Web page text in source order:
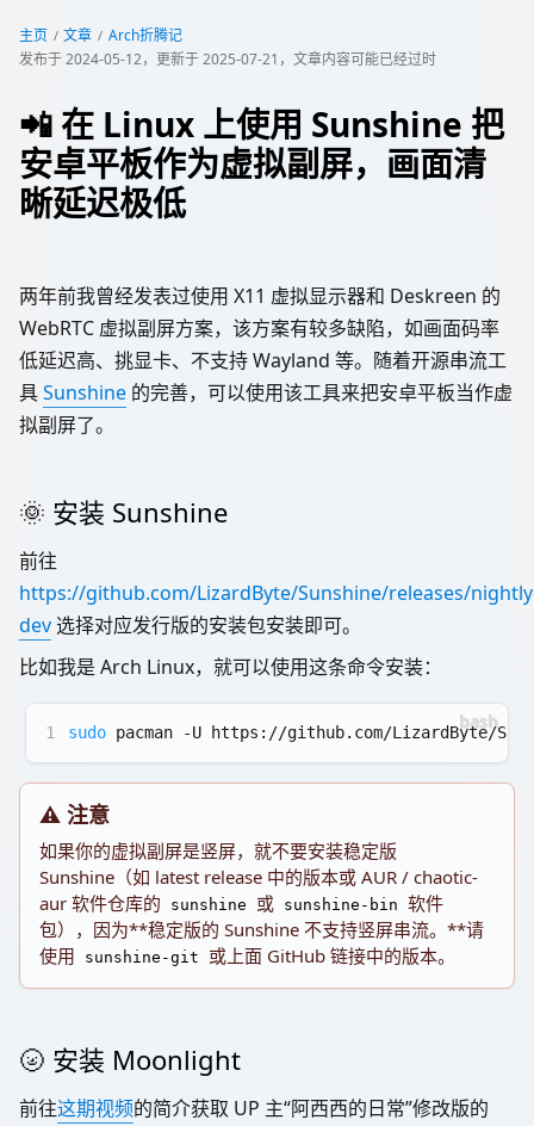
主页 文章
Arch折腾记
发布于2024-05-12，更新于2025-07-21 ，文章内容可能已经过时
📲 在 Linux 上使用 Sunshine 把
安卓平板作为虚拟副屏，画面清
晰延迟极低
两年前我曾经发表过使用 X11 虚拟显示器和 Deskreen 的
WebRTC 虚拟副屏方案，该方案有较多缺陷，如画面码率
低延迟高、挑显卡、不支持 Wayland 等。随着开源串流工
具Sunshine 的完善，可以使用该工具来把安卓平板当作虚
拟副屏了。
🌞 安装 Sunshine
前往
https://github.com/LizardByte/Sunshine/releases/
dev选择对应发行版的安装包安装即可。
比如我是 Arch Linux，就可以使用这条命令安装：
1 sudo pacman -U https://github.com/LizardByte/
⚠️ 注意
如果你的虚拟副屏是竖屏，就不要安装稳定版
Sunshine（如 latest release 中的版本或 AUR / chaotic-
aur 软件仓库的
sunshine 或 sunshine-bin 软件
包），因为**稳定版的 Sunshine 不支持竖屏串流。**请
使用
sunshine-git 或上面 GitHub 链接中的版本。
🌝 安装 Moonlight
前往这期视频的简介获取 UP 主“阿西西的日常”修改版的